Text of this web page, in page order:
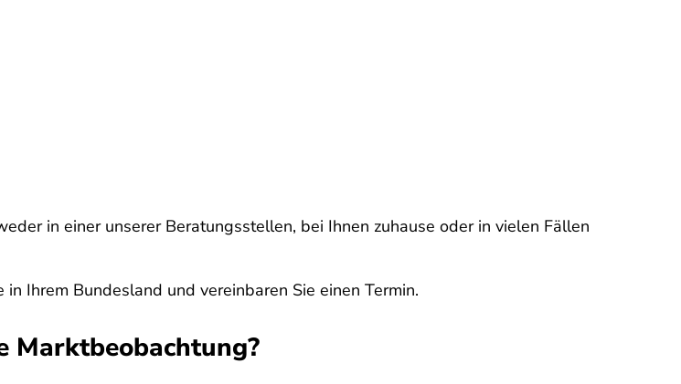
in einer unserer Beratungsstellen, bei Ihnen zuhause oder in vielen Fällen
Ihrem Bundesland und vereinbaren Sie einen Termin.
Marktbeobachtung?